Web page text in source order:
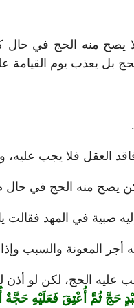
منه الحج في حال
بل يعذب يوم
العقل فلا يجب
لكن يصح منه الحج في
صبية في المهد فقالت
المعونة والسبب
يجب عليه الحج، لكن
حَجَّ ثُمَّ أُعْتِقَ فَعَلَيْهِ حَجَّةٌ